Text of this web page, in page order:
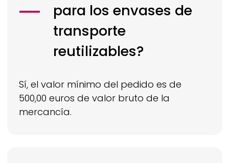
para los envases de
transporte
reutilizables?
Sí, el valor mínimo del pedido es de
500,00 euros de valor bruto de la
mercancía.